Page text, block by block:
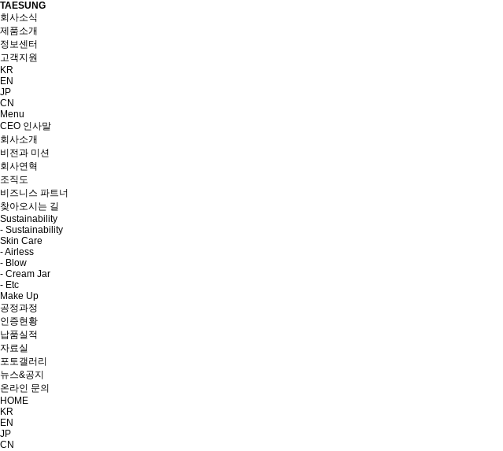
TAESUNG
회사소식
제품소개
정보센터
고객지원
KR
EN
JP
CN
Menu
CEO 인사말
회사소개
비전과 미션
회사연혁
조직도
비즈니스 파트너
찾아오시는 길
Sustainability
- Sustainability
Skin Care
- Airless
- Blow
- Cream Jar
- Etc
Make Up
공정과정
인증현황
납품실적
자료실
포토갤러리
뉴스&공지
온라인 문의
HOME
KR
EN
JP
CN